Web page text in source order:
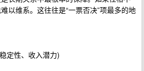
以维系。这往往是“一票否决”项最多的地
定性、收入潜力)